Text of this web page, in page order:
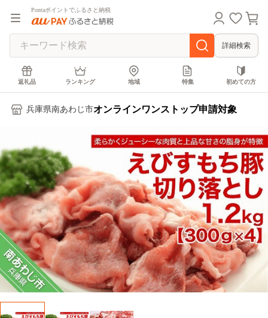
Pontaポイントでふるさと納税
詳細検索
返礼品 ランキング 地域 特集 初めての方
兵庫県南あわじ市オンラインワンストップ申請対象